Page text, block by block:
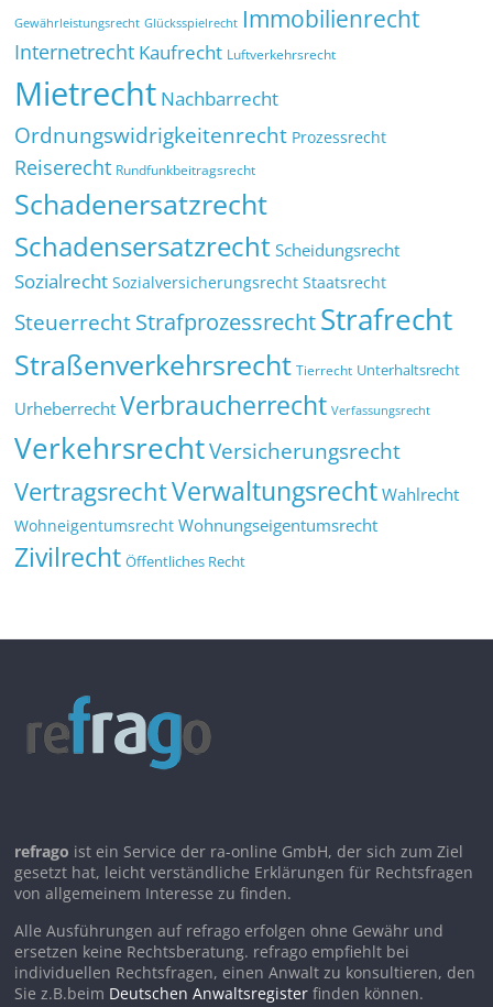
Gewährleistungsrecht Glücksspielrecht Immobilienrecht
Internetrecht Kaufrecht Luftverkehrsrecht
Mietrecht Nachbarrecht
Ordnungswidrigkeitenrecht Prozessrecht
Reiserecht Rundfunkbeitragsrecht
Schadenersatzrecht
Schadensersatzrecht Scheidungsrecht
Sozialrecht Sozialversicherungsrecht Staatsrecht
SteuerrechtStrafprozessrechtStrafrecht
Straßenverkehrsrecht Tierrecht Unterhaltsrecht
Urheberrecht Verbraucherrecht Verfassungsrecht
VerkehrsrechtVersicherungsrecht
VertragsrechtVerwaltungsrecht Wahlrecht
Wohneigentumsrecht Wohnungseigentumsrecht
Zivilrecht Öffentliches Recht
refrago ist ein Service der ra-online GmbH, der sich zum Ziel
gesetzt hat, leicht verständliche Erklärungen für Rechtsfragen
von allgemeinem Interesse zu finden.
Alle Ausführungen auf refrago erfolgen ohne Gewähr und
ersetzen keine Rechtsberatung. refrago empfiehlt bei
individuellen Rechtsfragen, einen Anwalt zu konsultieren, den
Sie z.B.beim Deutschen Anwaltsregister finden können.